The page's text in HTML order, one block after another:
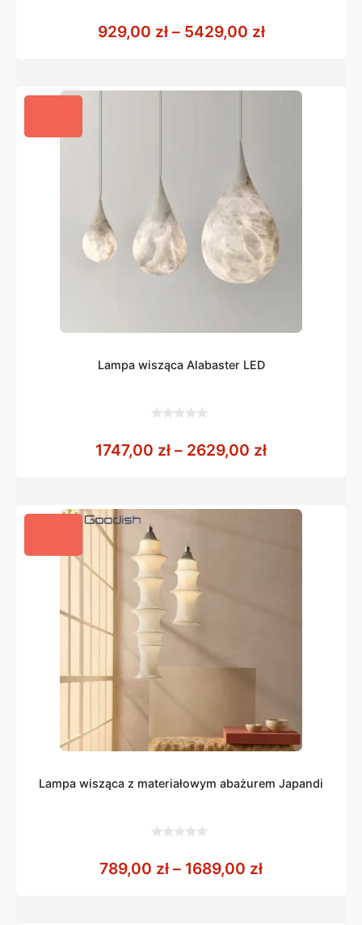
5
929,00 zł – 5429,00 złZakres cen:
Lampa wisząca Alabaster LED
5
1747,00 zł – 2629,00 złZakres cen:
Lampa wisząca z materiałowym abażurem Japandi
5
789,00 zł – 1689,00 złZakres cen: